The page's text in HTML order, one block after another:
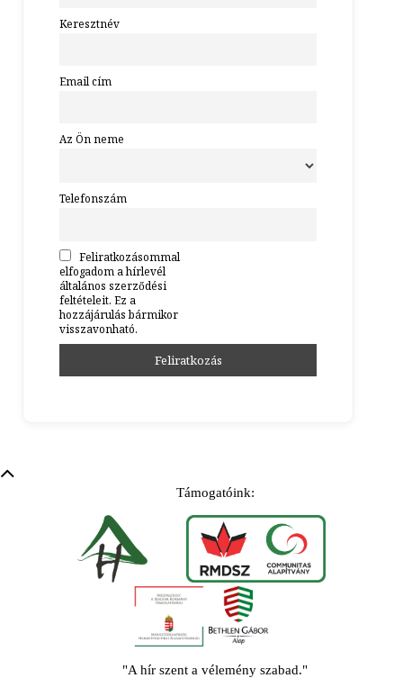
Keresztnév
Email cím
Az Ön neme
Telefonszám
Feliratkozásommal
elfogadom a hírlevél
általános szerződési
feltételeit. Ez a
hozzájárulás bármikor
visszavonható.
Támogatóink:
"A hír szent a vélemény szabad."